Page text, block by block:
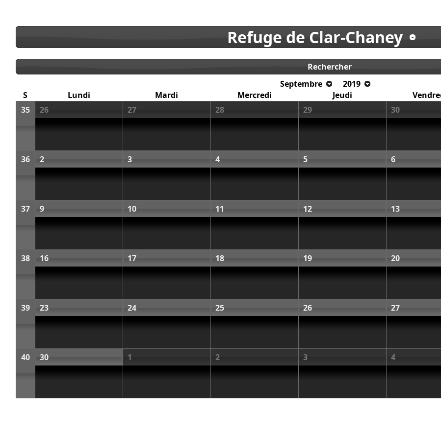
Refuge de Clar-Chaney
Rechercher
Septembre
2019
S
Lundi Mardi Mercredi Jeudi
35
26 27 28 29 30
36 2 3 4 5 6
37 9 10 11 12 13
38 16 17 18 19 20
39 23 24 25 26 27
40 30 1 2 3 4